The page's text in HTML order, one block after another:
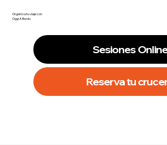
Organiza tu viaje con
Oggi A Bordo.
Sesiones Online
Reserva tu